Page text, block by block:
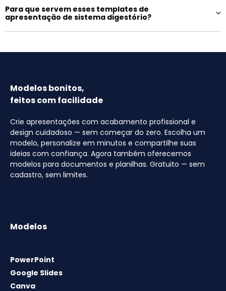
Para que servem esses templates de
apresentação de sistema digestório?
Modelos bonitos,
feitos com facilidade
Crie apresentações com acabamento profissional e
design cuidadoso — sem começar do zero. Escolha um
modelo, personalize em minutos e compartilhe suas
ideias com confiança. Agora também oferecemos
modelos para documentos e planilhas. Gratuito — sem
cadastro, sem limites.
Modelos
PowerPoint
Google Slides
Canva